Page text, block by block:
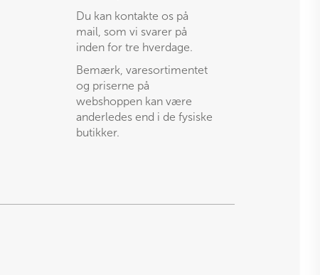
Du kan kontakte os på
mail, som vi svarer på
inden for tre hverdage.
Bemærk, varesortimentet
og priserne på
webshoppen kan være
anderledes end i de fysiske
butikker.